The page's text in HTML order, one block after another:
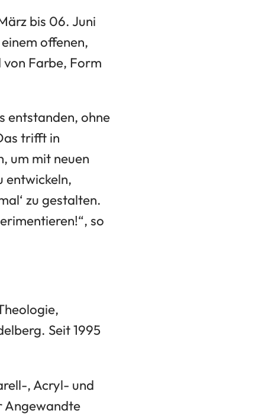
bis 06. Juni
offenen,
von Farbe, Form
entstanden, ohne
trifft in
um mit neuen
entwickeln,
zu gestalten.
so
Seit 1995
, Acryl- und
Angewandte